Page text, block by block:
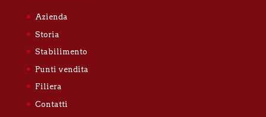
Azienda
Storia
Stabilimento
Punti vendita
Filiera
Contatti